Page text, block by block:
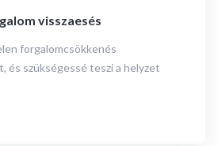
visszaesés
forgalomcsökkenés
és szükségessé teszi a helyzet